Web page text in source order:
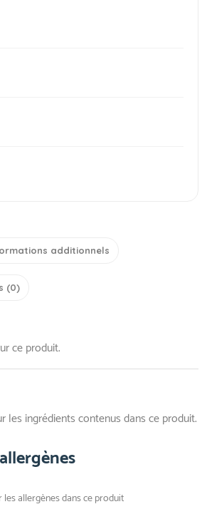
additionnels
(0)
ce produit.
les ingrédients contenus dans ce produit.
allergènes dans ce produit